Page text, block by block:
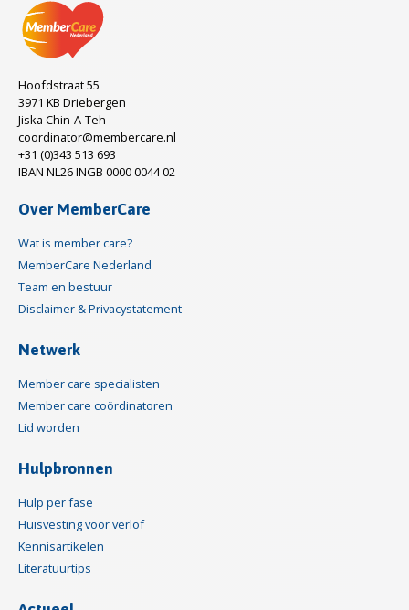
Hoofdstraat 55
3971 KB Driebergen
Jiska Chin-A-Teh
coordinator@membercare.nl
+31 (0)343 513 693
IBAN NL26 INGB 0000 0044 02
Over MemberCare
Wat is member care?
MemberCare Nederland
Team en bestuur
Disclaimer & Privacystatement
Netwerk
Member care specialisten
Member care coördinatoren
Lid worden
Hulpbronnen
Hulp per fase
Huisvesting voor verlof
Kennisartikelen
Literatuurtips